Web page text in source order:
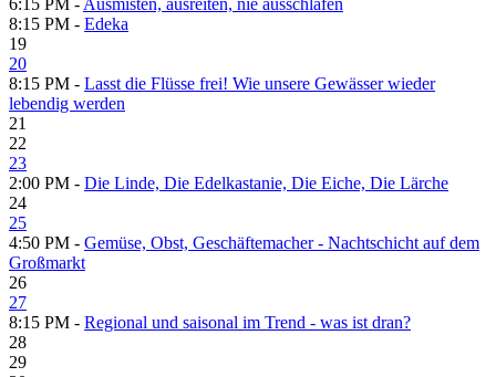
8:15 PM - Edeka
19
20
8:15 PM - Lasst die Flüsse frei! Wie unsere Gewässer wieder
lebendig werden
21
22
23
2:00 PM - Die Linde, Die Edelkastanie, Die Eiche, Die Lärche
24
25
4:50 PM - Gemüse, Obst, Geschäftemacher - Nachtschicht auf dem
Großmarkt
26
27
8:15 PM - Regional und saisonal im Trend - was ist dran?
28
29